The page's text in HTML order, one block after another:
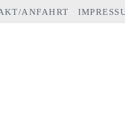
ANFAHRT